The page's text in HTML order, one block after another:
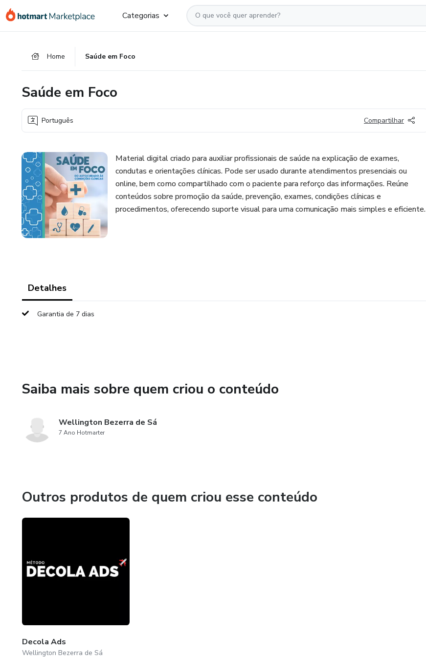
para
para
para
Categorias
Home Saúde em Foco
Saúde em Foco
Português Compartilhar
Material digital criado para auxiliar profissionais de saúde na explicação de exames,
condutas e orientações clínicas. Pode ser usado durante atendimentos presenciais ou
online, bem como compartilhado com o paciente para reforço das informações. Reúne
conteúdos sobre promoção da saúde, prevenção, exames, condições clínicas e
procedimentos, oferecendo suporte visual para uma comunicação mais simples e eficiente.
Detalhes
Garantia de 7 dias
Saiba mais sobre quem criou o conteúdo
Wellington Bezerra de Sá
7 Ano Hotmarter
Outros produtos de quem criou esse conteúdo
Decola Ads
Wellington Bezerra de Sá